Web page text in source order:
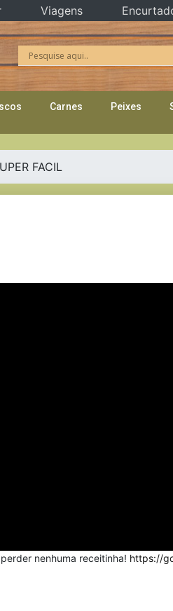
Carnes Peixes
FACIL
nenhuma receitinha! https://
Viagens